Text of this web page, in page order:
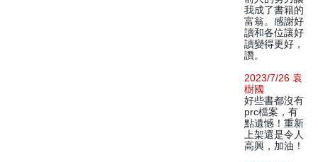
我成了書籍的
富翁。感謝好
讀和各位讓好
讀變得更好，
讚。
2023/7/26 袁
樹國
好些書都沒有
prc檔案，有
點遺憾！重新
上架還是令人
高興，加油！